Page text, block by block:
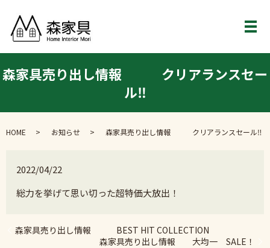
メ
森家具売り出し情報 クリアランスセー
ル‼︎
HOME お知らせ 森家具売り出し情報 クリアランスセール‼︎
2022/04/22
総力を挙げて思い切った超特価大放出！
森家具売り出し情報 BEST HIT COLLECTION
森家具売り出し情報 大均一 SALE！